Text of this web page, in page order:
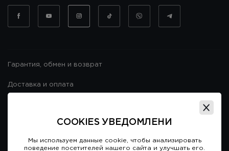
Гарантия, обмен и возврат
Доставка и оплата
Договор публичной оферты
COOKIES УВЕДОМЛЕНИ
Мы используем данные cookie, чтобы анализировать
поведение посетителей нашего сайта и улучшать его.